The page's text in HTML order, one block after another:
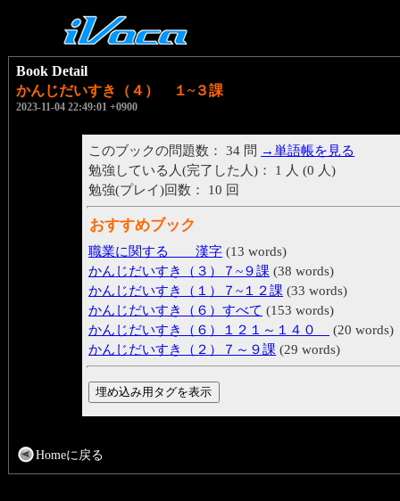
Book Detail
かんじだいすき（４） １~３課
2023-11-04 22:49:01 +0900
このブックの問題数： 34 問 →単語帳を見る
勉強している人(完了した人)： 1 人 (0 人)
勉強(プレイ)回数： 10 回
おすすめブック
職業に関する 漢字 (13 words)
かんじだいすき（３）７~９課 (38 words)
かんじだいすき（１）７~１２課 (33 words)
かんじだいすき（６）すべて (153 words)
かんじだいすき（６）１２１～１４０
(20 words)
かんじだいすき（２）７～９課 (29 words)
Homeに戻る